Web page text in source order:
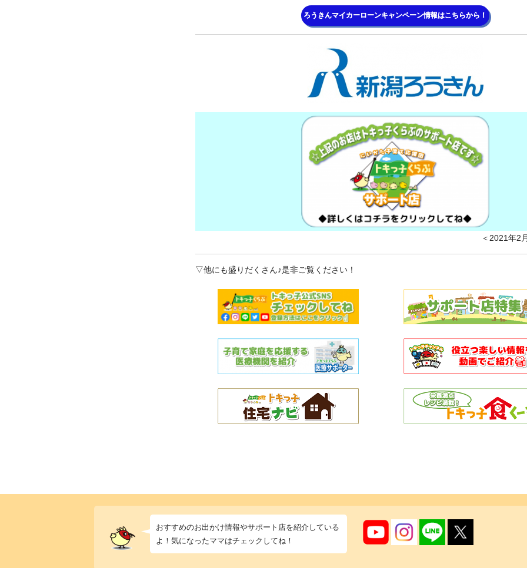
ろうきんマイカーローンキャンペーン情報はこちらから！
＜2021年2
▽他にも盛りだくさん♪是非ご覧ください！
おすすめのお出かけ情報やサポート店を紹介している
よ！気になったママはチェックしてね！